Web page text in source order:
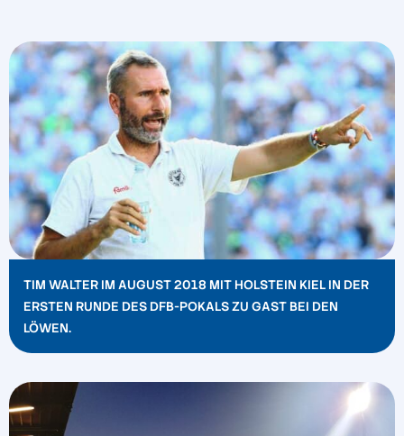
TIM WALTER IM AUGUST 2018 MIT HOLSTEIN KIEL IN DER
ERSTEN RUNDE DES DFB-POKALS ZU GAST BEI DEN
LÖWEN.